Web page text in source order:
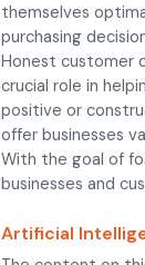
themselves
purchasing
Honest customer
crucial role in
positive or
offer businesses
With the goal of
businesses and
Artificial